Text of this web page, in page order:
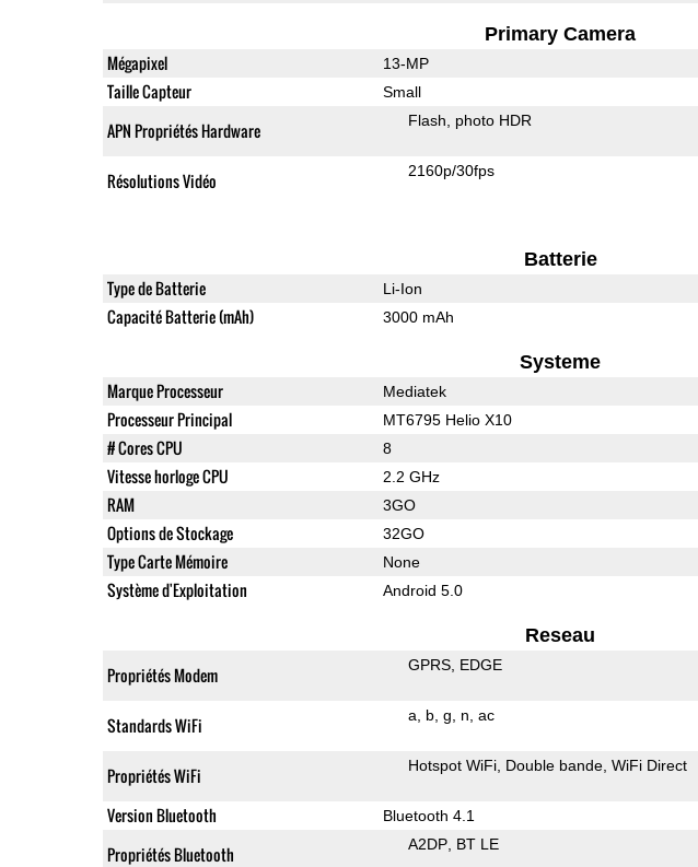
Primary Camera
Mégapixel 13-MP
Taille Capteur Small
APN Propriétés Hardware Flash photo HDR
Résolutions Vidéo 2160p/30fps
Batterie
Type de Batterie Li-Ion
Capacité Batterie (mAh) 3000 mAh
Systeme
Marque Processeur Mediatek
Processeur Principal MT6795 Helio X10
# Cores CPU 8
Vitesse horloge CPU 2.2 GHz
RAM 3GO
Options de Stockage 32GO
Type Carte Mémoire None
Système d'Exploitation Android 5.0
Reseau
Propriétés Modem GPRS EDGE
Standards WiFi a b g n ac
Propriétés WiFi Hotspot WiFi Double bande WiFi Direct
Version Bluetooth Bluetooth 4.1
Propriétés Bluetooth A2DP BT LE